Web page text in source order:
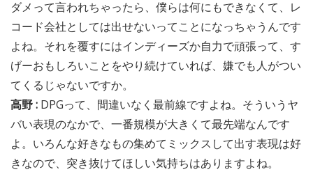
ダメって言われちゃったら、僕らは何にもできなくて、レ
コード会社としては出せないってことになっちゃうんです
よね。それを覆すにはインディーズか自力で頑張って、す
げーおもしろいことをやり続けていれば、嫌でも人がつい
てくるじゃないですか。
高野 : DPGって、間違いなく最前線ですよね。そういうヤ
バい表現のなかで、一番規模が大きくて最先端なんです
よ。いろんな好きなもの集めてミックスして出す表現は好
きなので、突き抜けてほしい気持ちはありますよね。